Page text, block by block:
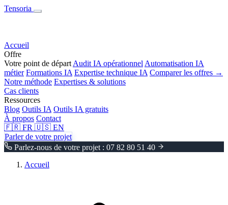
Tensoria
Accueil
Offre
Votre point de départ Audit IA opérationnel Automatisation IA
métier Formations IA Expertise technique IA Comparer les offres →
Notre méthode Expertises & solutions
Cas clients
Ressources
Blog Outils IA Outils IA gratuits
À propos Contact
🇫🇷 FR 🇺🇸 EN
Parler de votre projet
Parlez-nous de votre projet : 07 82 80 51 40
Accueil